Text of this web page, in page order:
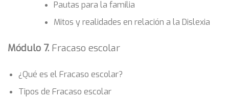
Pautas para la familia
Mitos y realidades en relación a la Dislexia
Módulo 7. Fracaso escolar
¿Qué es el Fracaso escolar?
Tipos de Fracaso escolar